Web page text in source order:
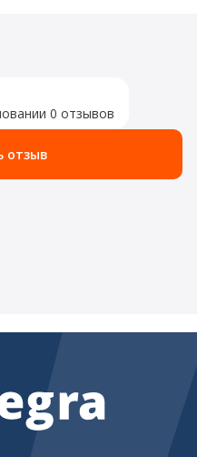
0 отзывов
отзыв